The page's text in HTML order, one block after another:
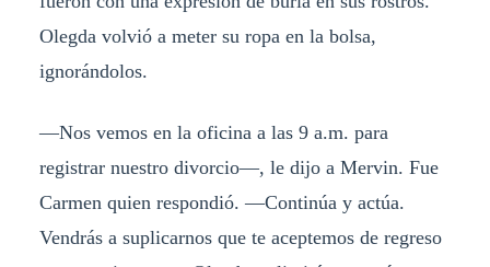
Olegda volvió a meter su ropa en la bolsa,
ignorándolos.
—Nos vemos en la oficina a las 9 a.m. para
registrar nuestro divorcio—, le dijo a Mervin. Fue
Carmen quien respondió. —Continúa y actúa.
Vendrás a suplicarnos que te aceptemos de regreso